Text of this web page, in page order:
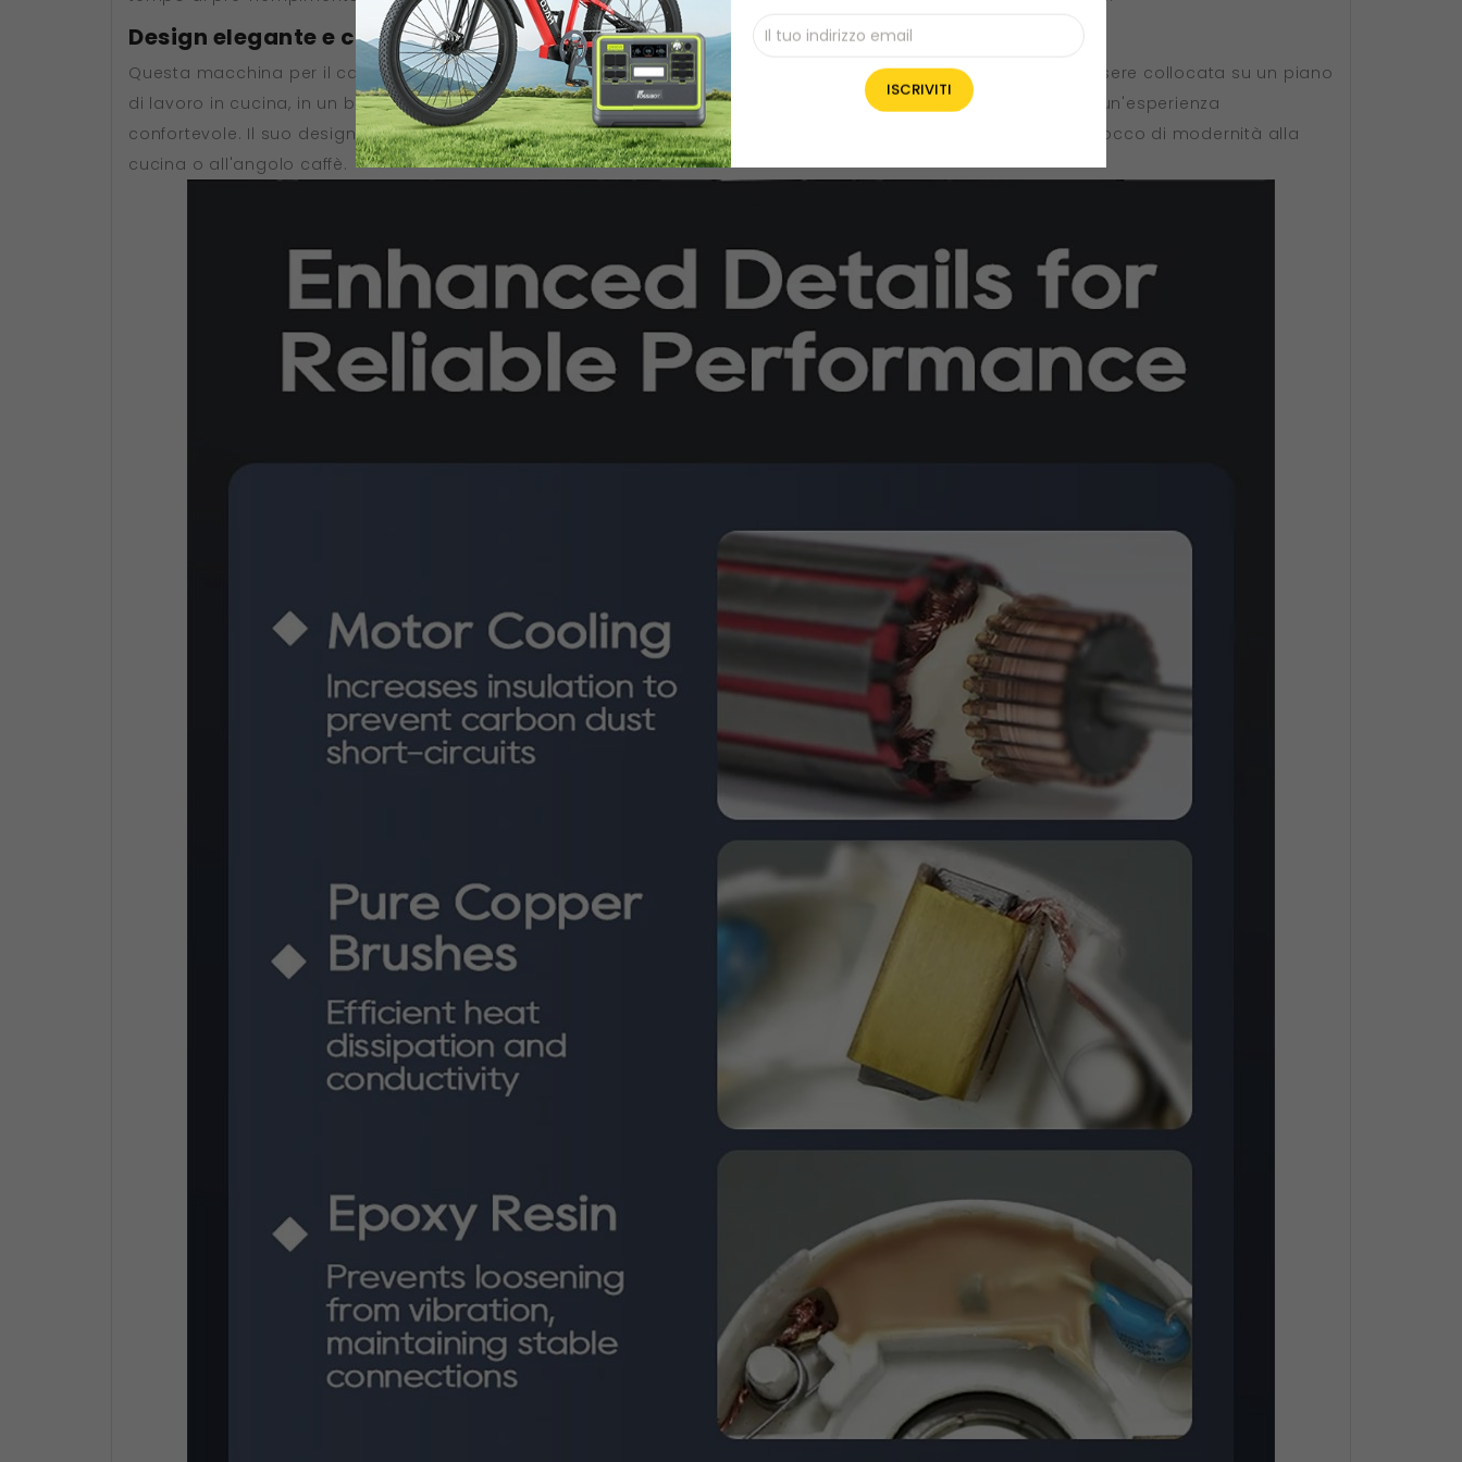
Design elegante e compatto
Questa macchina per il caffè non è solo potente, ma anche elegante e compatta, il che la rende perfetta per essere collocata su un piano
di lavoro in cucina, in un bar o in un ristorante. Non occupa troppo spazio, ma offre ampio spazio di manovra e un'esperienza
confortevole. Il suo design sofisticato non solo offre funzionalità di livello commerciale, ma aggiunge anche un tocco di modernità alla
cucina o all'angolo caffè.